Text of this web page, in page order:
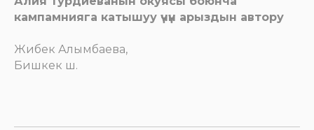
кампамнияга катышуу үчүн арыздын автору
Жибек Алымбаева,
Бишкек ш.